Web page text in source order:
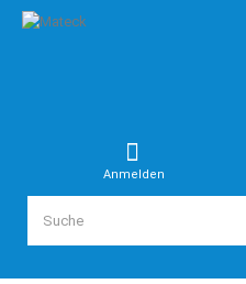
Anmelden